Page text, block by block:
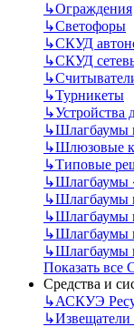
↳Ограждения
↳Светофоры
↳СКУД
↳СКУД
↳
↳Турникеты
↳Устройства
↳Шлагбаумы
↳Шлюзовые
↳Типовые
↳Шлагбаумы
↳Шлагбаумы
↳Шлагбаумы
↳Шлагбаумы
↳Шлагбаумы
Показать все
Средства и
↳АСКУЭ
↳